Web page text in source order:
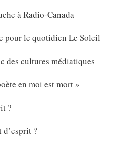
à Radio-Canada
pour le quotidien Le Soleil
des cultures médiatiques
en moi est mort »
?
d’esprit ?